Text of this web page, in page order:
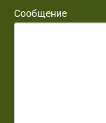
Сообщение